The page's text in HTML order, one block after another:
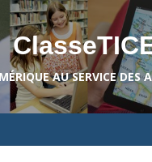
AU SERVICE DES